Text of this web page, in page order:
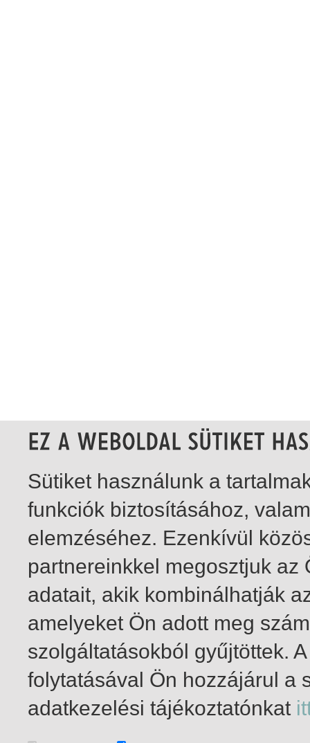
1-1 / total 1 hit
Sütiket használunk a
funkciók biztosításához,
elemzéséhez. Ezenkívül
partnereinkkel megosztjuk
adatait, akik kombinálhatják
amelyeket Ön adott meg
szolgáltatásokból gyűjtöttek.
folytatásával Ön hozzájárul a
adatkezelési tájékoztatónkat